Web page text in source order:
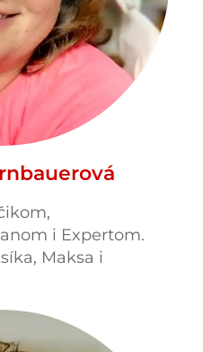
i Expertom.
Maksa i